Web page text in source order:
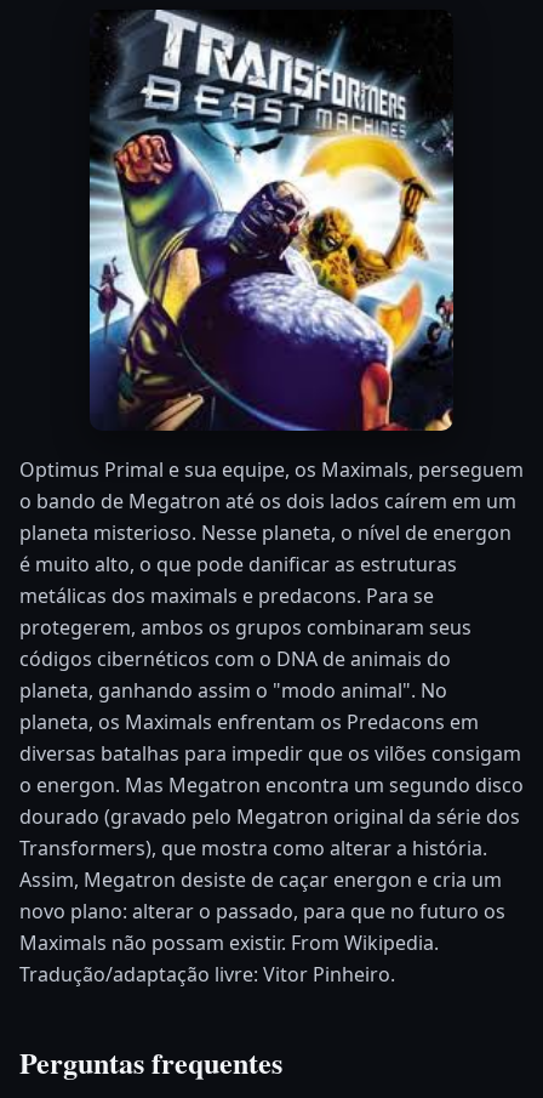
Optimus Primal e sua equipe, os Maximals, perseguem
o bando de Megatron até os dois lados caírem em um
planeta misterioso. Nesse planeta, o nível de energon
é muito alto, o que pode danificar as estruturas
metálicas dos maximals e predacons. Para se
protegerem, ambos os grupos combinaram seus
códigos cibernéticos com o DNA de animais do
planeta, ganhando assim o "modo animal". No
planeta, os Maximals enfrentam os Predacons em
diversas batalhas para impedir que os vilões consigam
o energon. Mas Megatron encontra um segundo disco
dourado (gravado pelo Megatron original da série dos
Transformers), que mostra como alterar a história.
Assim, Megatron desiste de caçar energon e cria um
novo plano: alterar o passado, para que no futuro os
Maximals não possam existir. From Wikipedia.
Tradução/adaptação livre: Vitor Pinheiro.
Perguntas frequentes